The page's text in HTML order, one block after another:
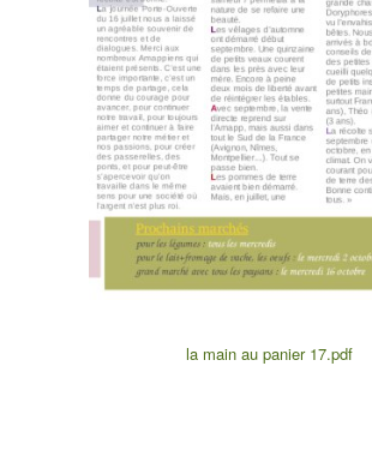
la main au panier 17.pdf